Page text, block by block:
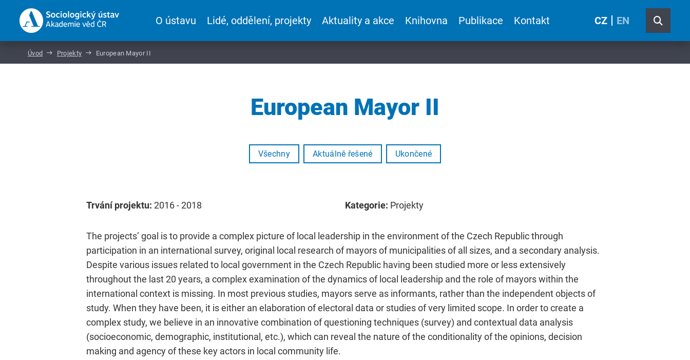
O ústavu Lidé, oddělení, projekty Aktuality a akce Knihovna Publikace Kontakt CZ EN
Úvod Projekty European Mayor II
European Mayor II
Všechny Aktuálně řešené Ukončené
Trvání projektu: 2016 - 2018 Kategorie: Projekty
The projects’ goal is to provide a complex picture of local leadership in the environment of the Czech Republic through
participation in an international survey, original local research of mayors of municipalities of all sizes, and a secondary analysis.
Despite various issues related to local government in the Czech Republic having been studied more or less extensively
throughout the last 20 years, a complex examination of the dynamics of local leadership and the role of mayors within the
international context is missing. In most previous studies, mayors serve as informants, rather than the independent objects of
study. When they have been, it is either an elaboration of electoral data or studies of very limited scope. In order to create a
complex study, we believe in an innovative combination of questioning techniques (survey) and contextual data analysis
(socioeconomic, demographic, institutional, etc.), which can reveal the nature of the conditionality of the opinions, decision
making and agency of these key actors in local community life.